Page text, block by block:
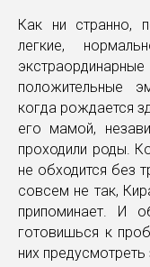
Как ни странно,
легкие,
положительные
когда рождается
его мамой,
проходили роды.
не обходится без
совсем не так,
припоминает. И
готовишься к
них предусмотреть